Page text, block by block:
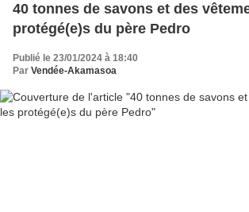
40 tonnes de savons et des
protégé(e)s du père Pedro
Publié le 23/01/2024 à 18:40
Par Vendée-Akamasoa